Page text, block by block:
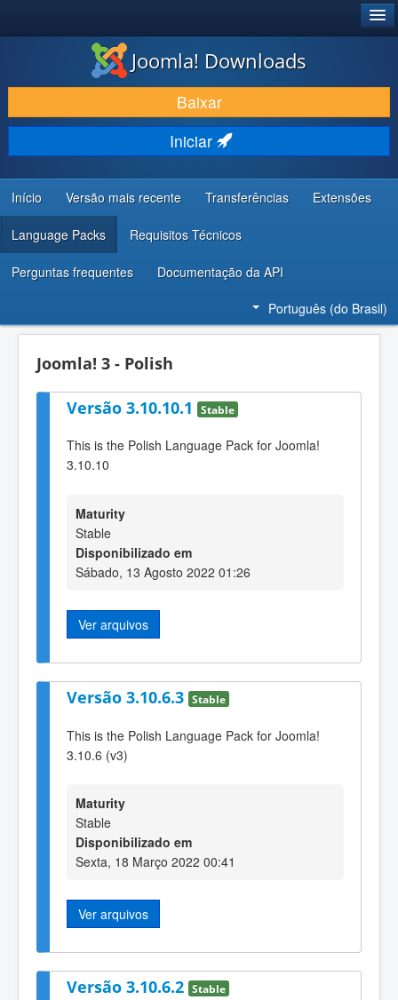
BAIXAR E APRIMORAR
DESCUBRA & APRENDA
COMUNIDADE & SUPORTE
RECURSOS PARA DESENVOLVEDORES
Joomla! Downloads
Baixar
Iniciar
Início Versão mais recente Transferências Extensões
Language Packs Requisitos Técnicos
Perguntas frequentes Documentação da API
Português (do Brasil)
Joomla! 3 - Polish
Versão 3.10.10.1 Stable
This is the Polish Language Pack for Joomla!
3.10.10
Maturity
Stable
Disponibilizado em
Sábado, 13 Agosto 2022 01:26
Ver arquivos
Versão 3.10.6.3 Stable
This is the Polish Language Pack for Joomla!
3.10.6 (v3)
Maturity
Stable
Disponibilizado em
Sexta, 18 Março 2022 00:41
Ver arquivos
Versão 3.10.6.2 Stable